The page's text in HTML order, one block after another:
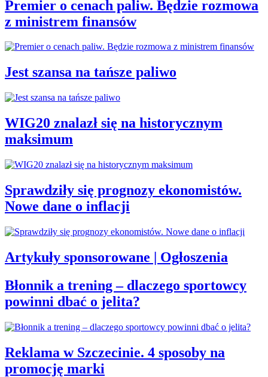
Premier o cenach paliw. Będzie rozmowa
z ministrem finansów
Jest szansa na tańsze paliwo
WIG20 znalazł się na historycznym
maksimum
Sprawdziły się prognozy ekonomistów.
Nowe dane o inflacji
Artykuły sponsorowane | Ogłoszenia
Błonnik a trening – dlaczego sportowcy
powinni dbać o jelita?
Reklama w Szczecinie. 4 sposoby na
promocję marki